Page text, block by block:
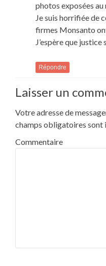
photos exposées au
Je suis horrifiée de
firmes Monsanto
J’espère que justice
Répondre
Laisser un
Votre adresse de
champs obligatoires sont
Commentaire